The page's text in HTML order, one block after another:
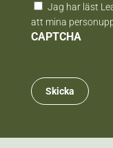
Jag har läst
att mina
CAPTCHA